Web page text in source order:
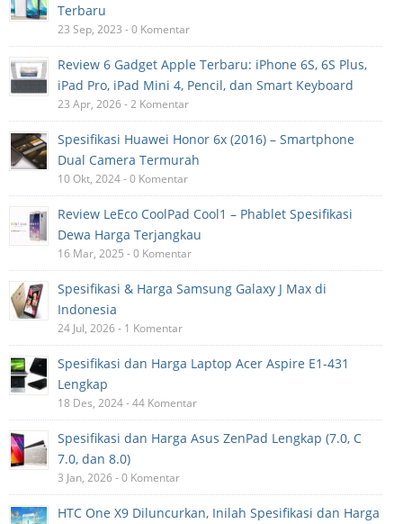
Terbaru
23 Sep, 2023 - 0 Komentar
Review 6 Gadget Apple Terbaru: iPhone 6S, 6S Plus,
iPad Pro, iPad Mini 4, Pencil, dan Smart Keyboard
23 Apr, 2026 - 2 Komentar
Spesifikasi Huawei Honor 6x (2016) – Smartphone
Dual Camera Termurah
10 Okt, 2024 - 0 Komentar
Review LeEco CoolPad Cool1 – Phablet Spesifikasi
Dewa Harga Terjangkau
16 Mar, 2025 - 0 Komentar
Spesifikasi & Harga Samsung Galaxy J Max di
Indonesia
24 Jul, 2026 - 1 Komentar
Spesifikasi dan Harga Laptop Acer Aspire E1-431
Lengkap
18 Des, 2024 - 44 Komentar
Spesifikasi dan Harga Asus ZenPad Lengkap (7.0, C
7.0, dan 8.0)
3 Jan, 2026 - 0 Komentar
HTC One X9 Diluncurkan, Inilah Spesifikasi dan Harga